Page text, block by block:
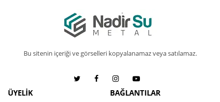
Bu sitenin içeriği ve görselleri kopyalanamaz veya satılamaz.
ÜYELİK BAĞLANTILAR